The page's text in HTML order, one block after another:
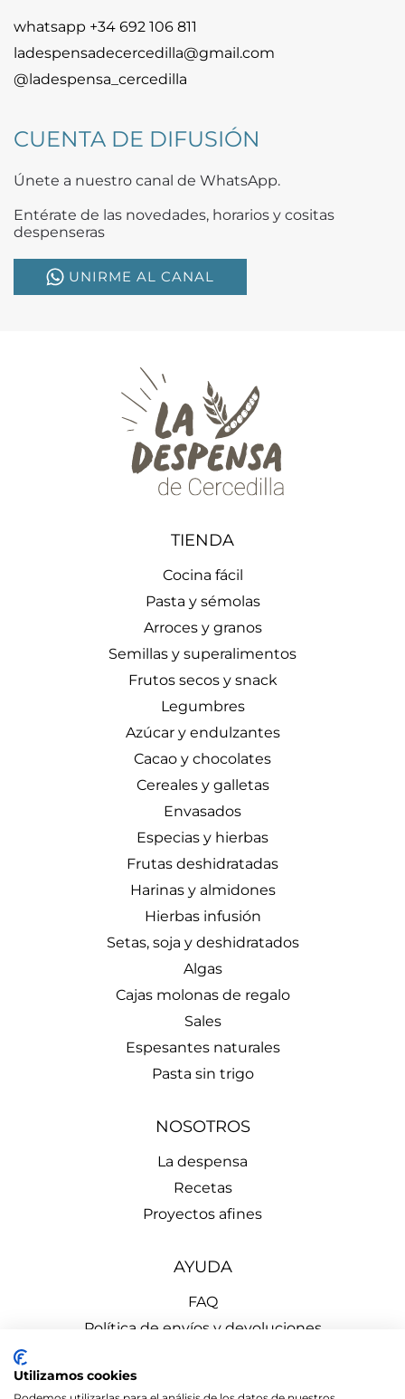
whatsapp +34 692 106 811
ladespensadecercedilla@gmail.com
@ladespensa_cercedilla
CUENTA DE DIFUSIÓN
Únete a nuestro canal de WhatsApp.
Entérate de las novedades, horarios y cositas
despenseras
UNIRME AL CANAL
TIENDA
Cocina fácil
Pasta y sémolas
Arroces y granos
Semillas y superalimentos
Frutos secos y snack
Legumbres
Azúcar y endulzantes
Cacao y chocolates
Cereales y galletas
Envasados
Especias y hierbas
Frutas deshidratadas
Harinas y almidones
Hierbas infusión
Setas, soja y deshidratados
Algas
Cajas molonas de regalo
Sales
Espesantes naturales
Pasta sin trigo
NOSOTROS
La despensa
Recetas
Proyectos afines
AYUDA
FAQ
Política de envíos y devoluciones
Política de Privacidad
Utilizamos cookies